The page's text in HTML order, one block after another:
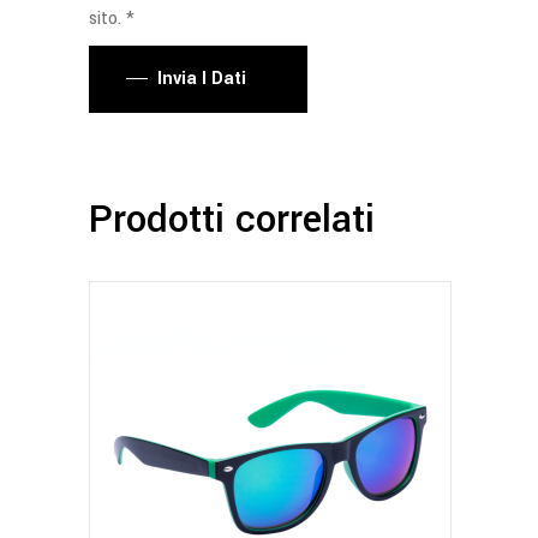
sito. *
Invia I Dati
Prodotti correlati
Questo
prodotto
ha